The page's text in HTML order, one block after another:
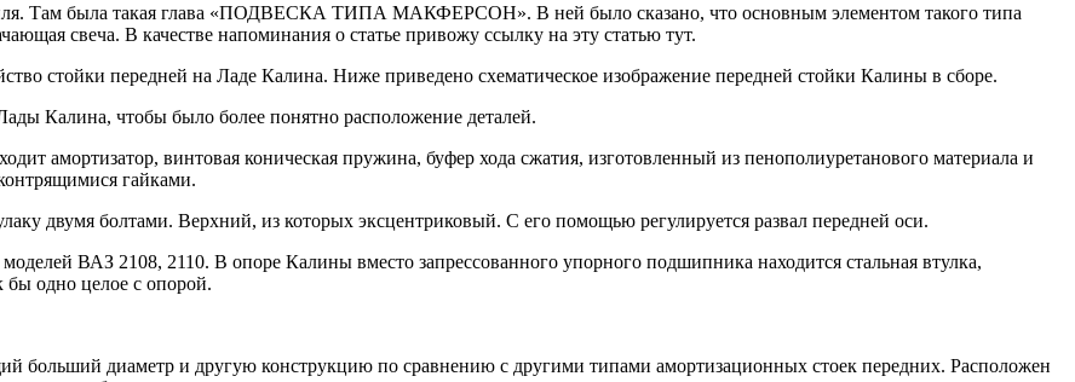
Там была такая глава «ПОДВЕСКА ТИПА МАКФЕРСОН». В ней было сказано, что основным элементом такого типа
свеча. В качестве напоминания о статье привожу ссылку на эту статью тут.
стойки передней на Ладе Калина. Ниже приведено схематическое изображение передней стойки Калины в сборе.
Калина, чтобы было более понятно расположение деталей.
амортизатор, винтовая коническая пружина, буфер хода сжатия, изготовленный из пенополиуретанового материала и
гайками.
двумя болтами. Верхний, из которых эксцентриковый. С его помощью регулируется развал передней оси.
ВАЗ 2108, 2110. В опоре Калины вместо запрессованного упорного подшипника находится стальная втулка,
одно целое с опорой.
диаметр и другую конструкцию по сравнению с другими типами амортизационных стоек передних. Расположен